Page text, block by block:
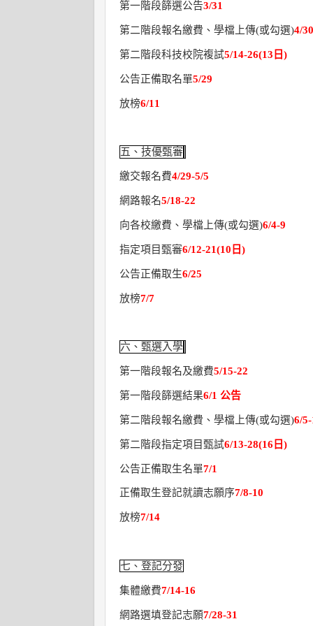
第一階段篩選公告3/31
第二階段報名繳費、學檔上傳(或勾選)4/
第二階段科技校院複試5/14-26(13 日)
公告正備取名單5/29
放榜6/11
五、技優甄審
繳交報名費4/29-5/5
網路報名5/18-22
向各校繳費、學檔上傳(或勾選)6/4-9
指定項目甄審6/12-21(10 日)
公告正備取生6/25
放榜7/7
六、甄選入學
第一階段報名及繳費5/15-22
第一階段篩選結果6/1 公告
第二階段報名繳費、學檔上傳(或勾選)6/
第二階段指定項目甄試6/13-28(16 日)
公告正備取生名單7/1
正備取生登記就讀志願序7/8-10
放榜7/14
七、登記分發
集體繳費7/14-16
網路選填登記志願7/28-31